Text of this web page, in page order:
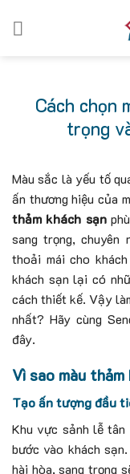
Cách chọn
trọng
Màu sắc là yếu tố
ấn thương hiệu của
thảm khách sạn
sang trọng, chuyên
thoải mái cho
khách sạn lại có
cách thiết kế. Vậy
nhất? Hãy cùng
đây.
Vì sao màu
Tạo ấn tượng đầu
Khu vực sảnh lễ
bước vào khách
hài hòa, sang trọng